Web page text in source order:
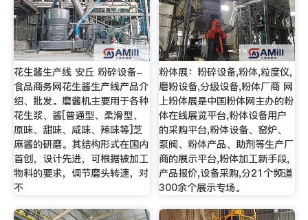
花生酱生产线 安丘 粉碎设备-
食品商务网花生酱生产线产品介
绍、批发。磨酱机主要用于各种
花生浆、酱[普通型、柔滑型、
原味、甜味、咸味、辣味等]芝
麻酱的研磨。其结构形式在国内
首创，设计先进，可根据被加工
物料的要求，调节磨头转速，对
不
粉体展：粉碎设备,粉体,粒度仪,
磨粉设备,分级设备,粉体厂商 网
上粉体展是中国粉体网主办的粉
体在线展览平台,粉体设备用户
的采购平台,粉体设备、窑炉、
泵阀、粉体产品、助剂等生产厂
商的展示平台,粉体加工新手段,
产品报价,设备采购,分21个频道
300余个展示专场。